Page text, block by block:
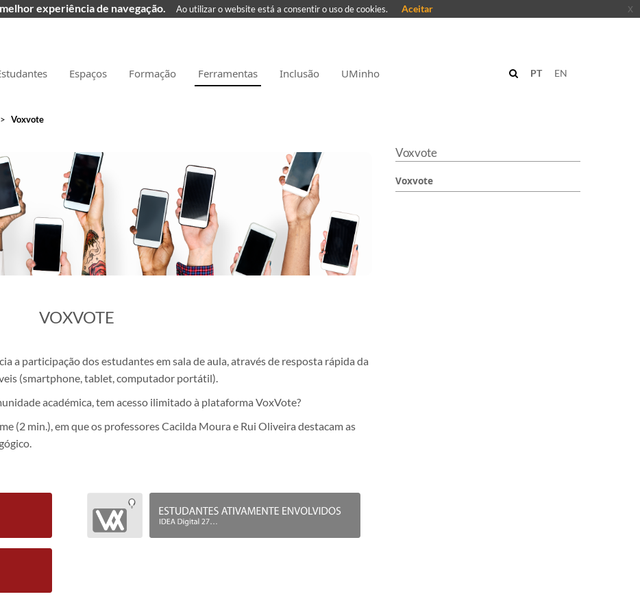
Espaços Formação Ferramentas Inclusão UMinho EN
PT
> Voxvote
​VOXVOTE
a participação dos estudantes em sala de aula, através de resposta rápida da
(smartphone, tablet, computador portátil).
académica, tem acesso ilimitado à plataforma VoxVote?
(2 min.), em que os professores Cacilda Moura e Rui Oliveira destacam as
Voxvote
Voxvote
experiência de navegação. Ao utilizar o website está a consentir o uso de cookies. Aceitar x